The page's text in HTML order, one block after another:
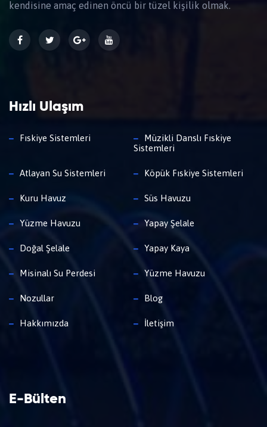
kendisine amaç edinen öncü bir tüzel kişilik olmak.
Hızlı Ulaşım
Fıskiye Sistemleri
Müzikli Danslı Fıskiye
Sistemleri
Atlayan Su Sistemleri Köpük Fıskiye Sistemleri
Kuru Havuz Süs Havuzu
Yüzme Havuzu Yapay Şelale
Doğal Şelale Yapay Kaya
Misinalı Su Perdesi Yüzme Havuzu
Nozullar Blog
Hakkımızda İletişim
E-Bülten